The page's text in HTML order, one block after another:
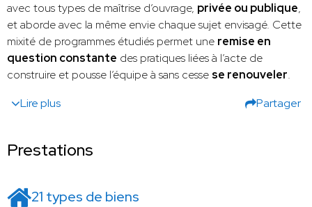
avec tous types de maîtrise d’ouvrage, privée ou publique,
et aborde avec la même envie chaque sujet envisagé. Cette
mixité de programmes étudiés permet une remise en
question constante des pratiques liées à l’acte de
construire et pousse l’équipe à sans cesse se renouveler.
Lire plus
Partager
Prestations
21 types de biens